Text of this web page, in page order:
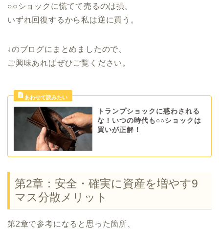
○○ショックに慌てて売るのは損。
いずれ回復するから私は逆に買う。
↓のブログにまとめましたので、
ご興味あればぜひご覧ください。
トランプショックに惑わされる
な！いつの時代も○○ショックは
買いが正解！
第2章：安全・確実に資産を増やす9
マス分散メリット
第2章で参考になると思った箇所、